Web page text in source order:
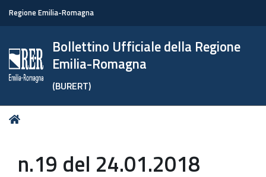
Regione Emilia-Romagna
Bollettino Ufficiale della Regione
Emilia-Romagna
(BURERT)
Tu
n.19 del 24.01.2018